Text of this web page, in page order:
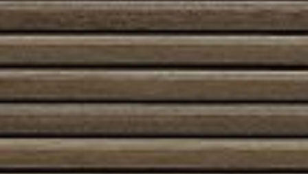
Austroflamm 120×45 S
5680,00€